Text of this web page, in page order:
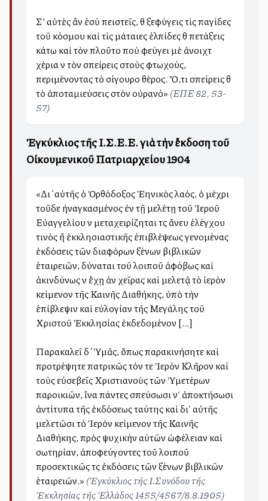
Σ’ αὐτὲς ἂν ἐσὺ πειστεῖς, θὰ ξεφύγεις τὶς παγίδες
τοῦ κόσμου καὶ τὶς μάταιες ἐλπίδες θὰ πετάξεις
κάτω καὶ τὸν πλοῦτο ποὺ φεύγει μὲ ἀνοιχτὰ
χέρια νὰ τὸν σπείρεις στοὺς φτωχούς,
περιμένοντας τὸ σίγουρο θέρος. Ὅ,τι σπείρεις θὰ
τὸ ἀποταμιεύσεις στὸν οὐρανό» (ΕΠΕ 82, 53-
57)
Ἐγκύκλιος τῆς Ι.Σ.Ε.Ε. γιὰ τὴν ἔκδοση τοῦ
Οἰκουμενικοῦ Πατριαρχείου 1904
«Δι ̓ αὐτῆς ὁ Ὀρθόδοξος Ἑλληνικὸς λαός, ὁ μέχρι
τοῦδε ἠναγκασμένος ἐν τῇ μελέτῃ τοῦ Ἱεροῦ
Εὐαγγελίου νὰ μεταχειρίζηται τὰς ἄνευ ἐλέγχου
τινὸς ἢ ἐκκλησιαστικῆς ἐπιβλέψεως γενομένας
ἐκδόσεις τῶν διαφόρων ξένων βιβλικῶν
ἑταιρειῶν, δύναται τοῦ λοιποῦ ἀφόβως καὶ
ἀκινδύνως νὰ ἔχῃ ἀνὰ χεῖρας καὶ μελετᾷ τὸ ἱερὸν
κείμενον τῆς Καινῆς Διαθήκης, ὑπὸ τὴν
ἐπίβλεψιν καὶ εὐλογίαν τῆς Μεγάλης τοῦ
Χριστοῦ Ἐκκλησίας ἐκδεδομένον [...]
Παρακαλεῖ δ ̓ Ὑμᾶς, ὅπως παρακινήσητε καὶ
προτρέψητε πατρικῶς τόν τε Ἱερὸν Κλῆρον καὶ
τοὺς εὐσεβεῖς Χριστιανοὺς τῶν Ὑμετέρων
παροικιῶν, ἵνα πάντες σπεύσωσι ν' ἀποκτήσωσι
ἀντίτυπα τῆς ἐκδόσεως ταύτης καὶ δι' αὐτῆς
μελετῶσι τὸ Ἱερὸν κείμενον τῆς Καινῆς
Διαθήκης, πρὸς ψυχικὴν αὐτῶν ὠφέλειαν καὶ
σωτηρίαν, ἀποφεύγοντες τοῦ λοιποῦ
προσεκτικῶς τὰς ἐκδόσεις τῶν ξένων βιβλικῶν
ἑταιρειῶν.» (Ἐγκύκλιος τῆς Ι.Συνόδου τῆς
Ἐκκλησίας τῆς Ἑλλάδος 1455/4567/8.8.1905)